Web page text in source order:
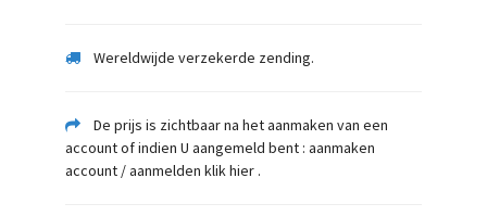
Wereldwijde verzekerde zending.
De prijs is zichtbaar na het aanmaken van een
account of indien U aangemeld bent : aanmaken
account / aanmelden klik hier .